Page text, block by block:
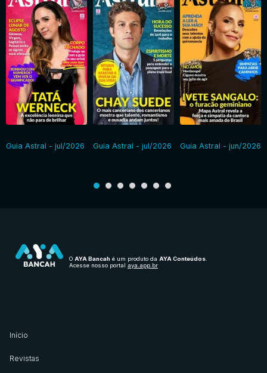
Guia Astral - jul/2026 Guia Astral - jul/2026 Guia Astral - jun/2026
O AYA Bancah é um produto da AYA Conteúdos
Acesse nosso portal aya.app.br
Início
Revistas